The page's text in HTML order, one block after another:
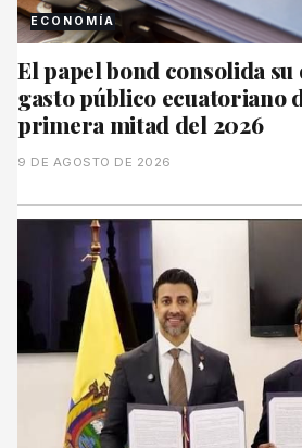
ECONOMÍA
El papel bond consolida
gasto público ecuatoriano
primera mitad del 2026
9 DE AGOSTO DE 2026